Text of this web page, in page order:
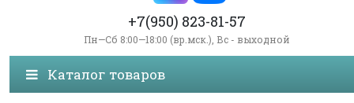
+7(950) 823-81-57
Пн—Сб 8:00—18:00 (вр.мск.), Вс - выходной
Каталог товаров